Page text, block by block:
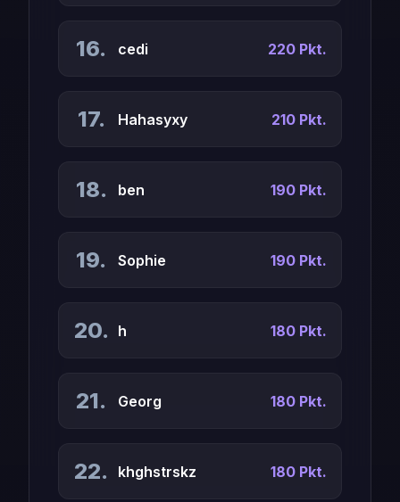
16. cedi 220 Pkt.
17. Hahasyxy 210 Pkt.
18. ben 190 Pkt.
19. Sophie 190 Pkt.
20. h 180 Pkt.
21. Georg 180 Pkt.
22. khghstrskz 180 Pkt.